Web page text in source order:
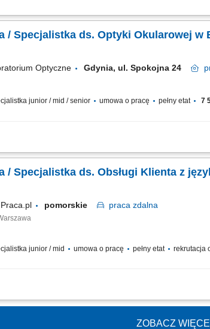
Budowanie partnerskich relacji i stały kontakt telefoniczno-
/ Specjalistka ds. Optyki Okularowej w
Optyczne Gdynia, ul. Spokojna 24
junior / mid / senior umowa o pracę pełny etat 7
ta ds. Optyki Okularowej będziesz: budowała/-ał i
/ Specjalistka ds. Obsługi Klienta z
pomorskie praca zdalna
junior / mid umowa o pracę pełny etat rekrutacja
obsługi klienta w języku angielskim udzielanie
ZOBACZ